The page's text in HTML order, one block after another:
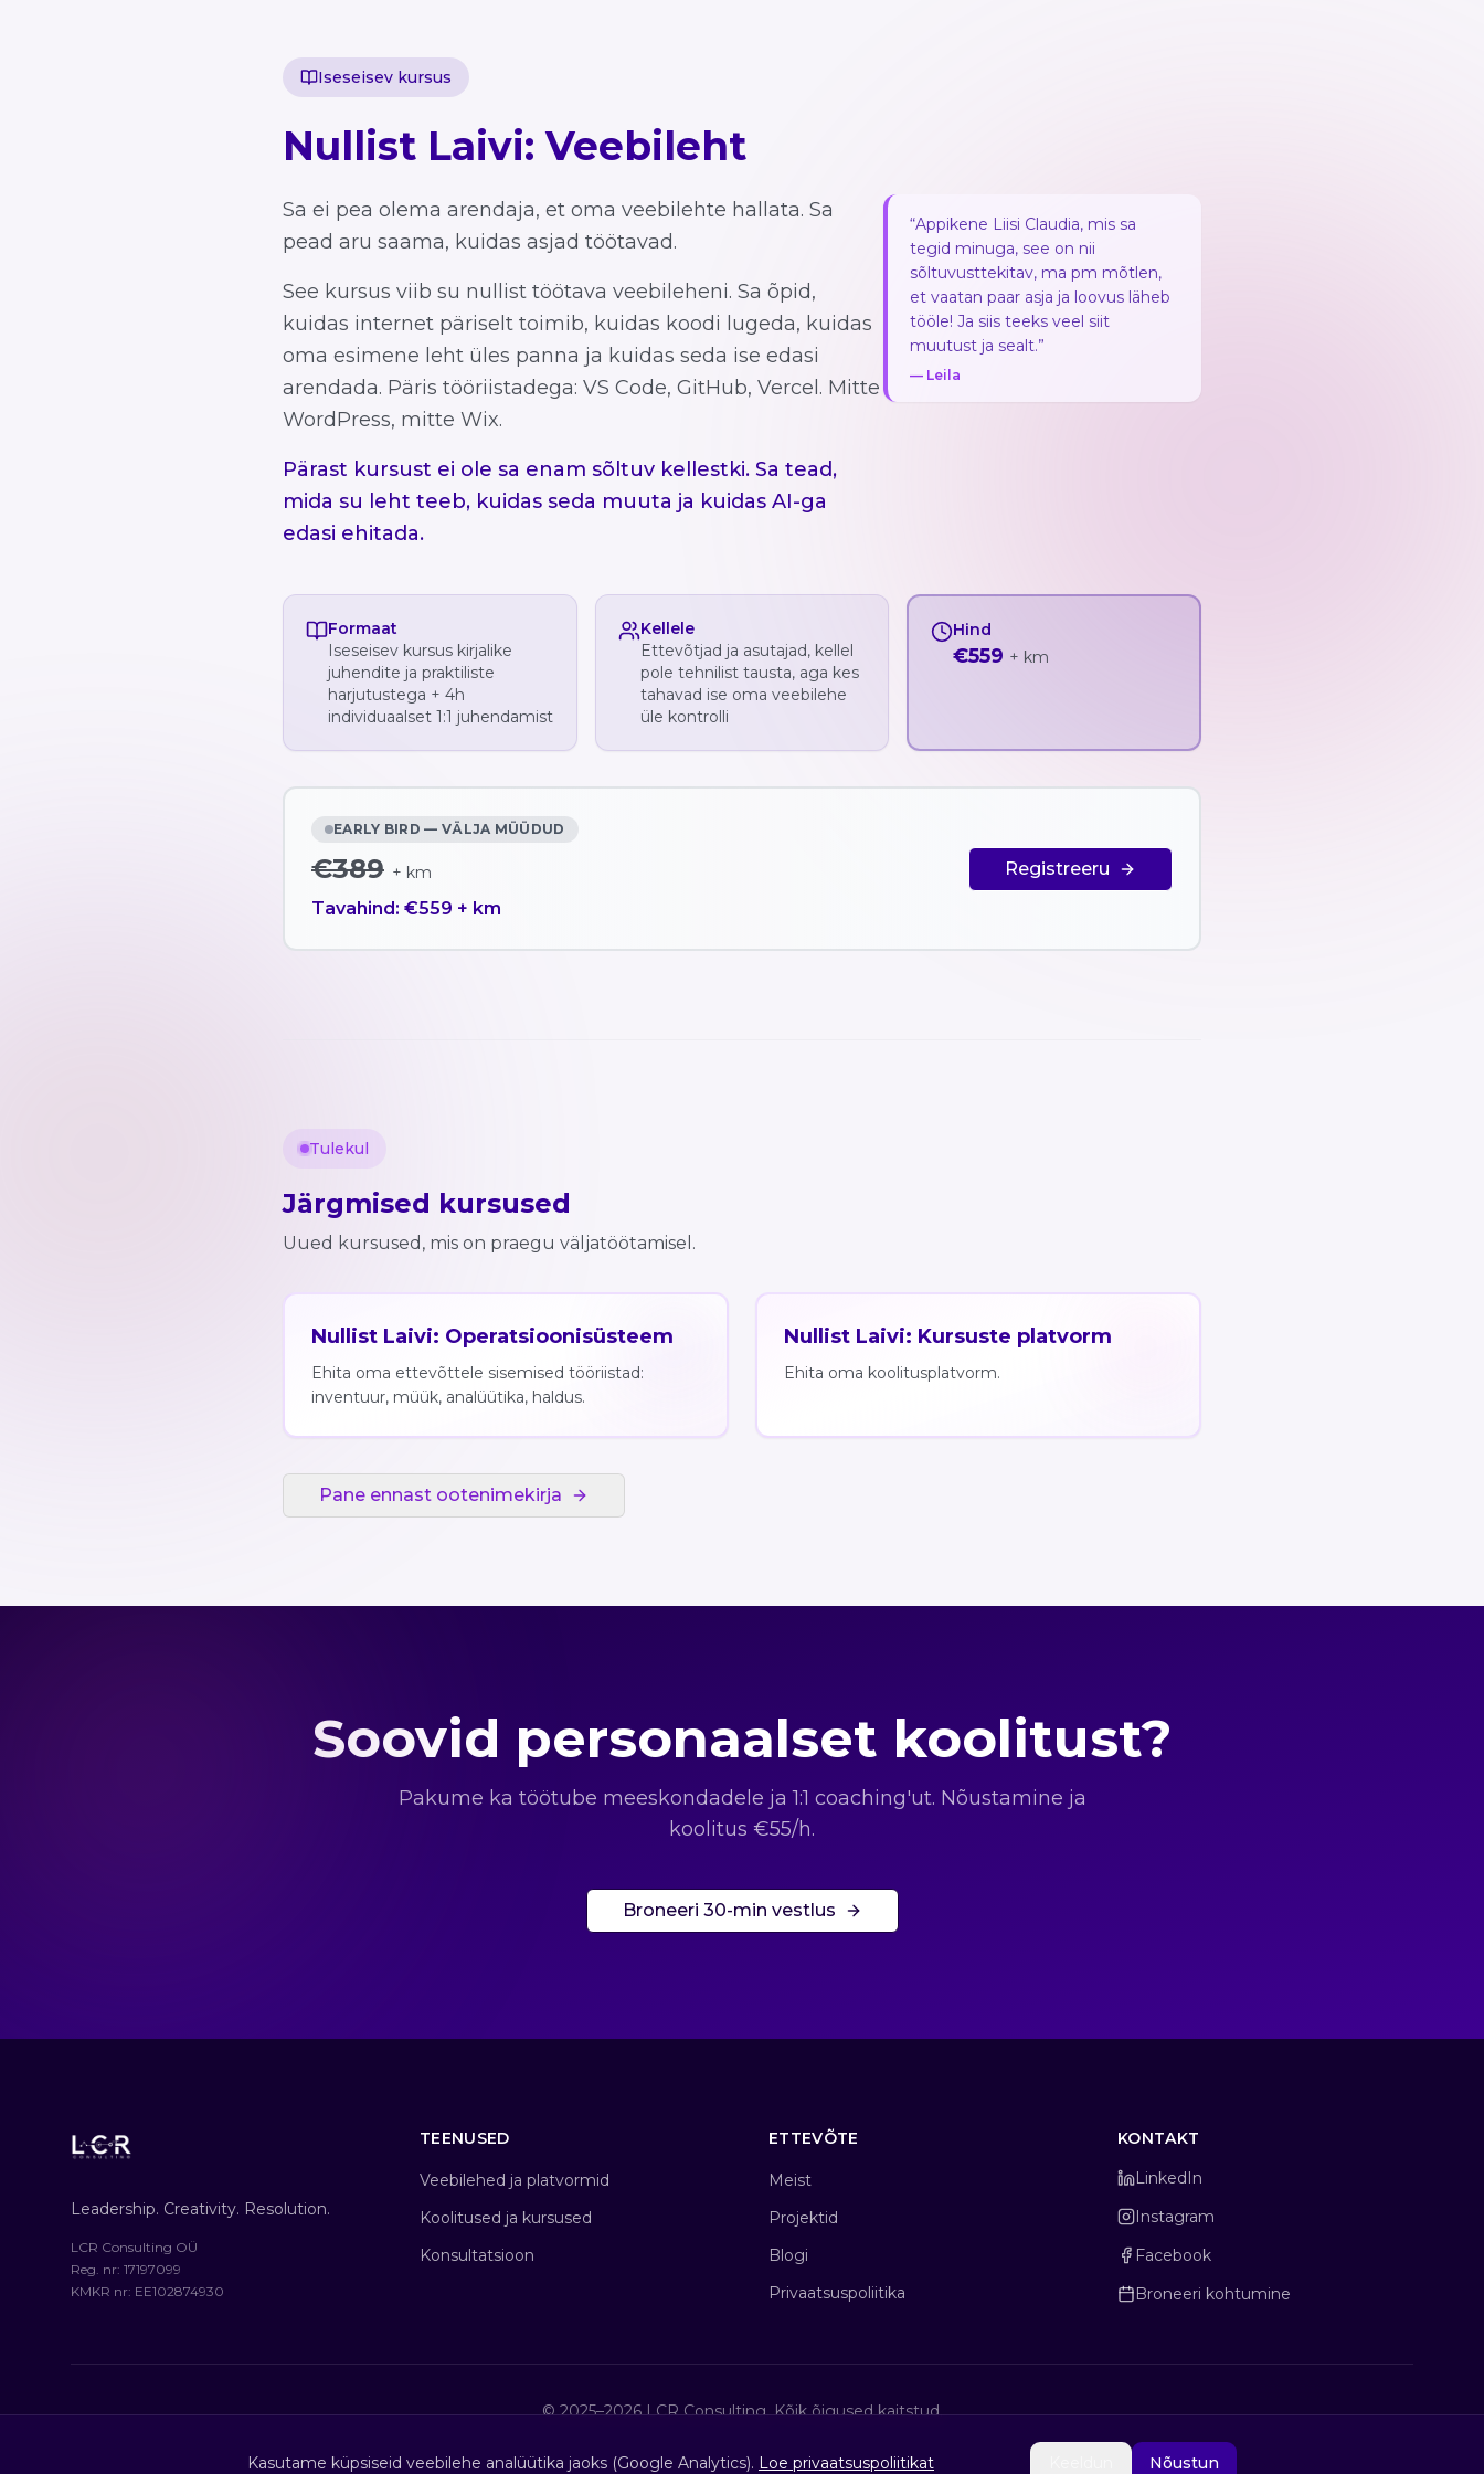
Iseseisev kursus
Nullist Laivi: Veebileht
Sa ei pea olema arendaja, et oma veebilehte hallata. Sa
pead aru saama, kuidas asjad töötavad.
See kursus viib su nullist töötava veebileheni. Sa õpid,
kuidas internet päriselt toimib, kuidas koodi lugeda, kuidas
oma esimene leht üles panna ja kuidas seda ise edasi
arendada. Päris tööriistadega: VS Code, GitHub, Vercel. Mitte
WordPress, mitte Wix.
Pärast kursust ei ole sa enam sõltuv kellestki. Sa tead,
mida su leht teeb, kuidas seda muuta ja kuidas AI-ga
edasi ehitada.
“Appikene Liisi Claudia, mis sa
tegid minuga, see on nii
sõltuvusttekitav, ma pm mõtlen,
et vaatan paar asja ja loovus läheb
tööle! Ja siis teeks veel siit
muutust ja sealt.”
— Leila
Formaat
Iseseisev kursus kirjalike
juhendite ja praktiliste
harjutustega + 4h
individuaalset 1:1 juhendamist
Kellele
Ettevõtjad ja asutajad, kellel
pole tehnilist tausta, aga kes
tahavad ise oma veebilehe
üle kontrolli
Hind
€559 + km
EARLY BIRD — VÄLJA MÜÜDUD
€389 + km
Tavahind: €559 + km
Registreeru
Tulekul
Järgmised kursused
Uued kursused, mis on praegu väljatöötamisel.
Nullist Laivi: Operatsioonisüsteem
Ehita oma ettevõttele sisemised tööriistad:
inventuur, müük, analüütika, haldus.
Nullist Laivi: Kursuste platvorm
Ehita oma koolitusplatvorm.
Pane ennast ootenimekirja
Soovid personaalset koolitust?
Pakume ka töötube meeskondadele ja 1:1 coaching'ut. Nõustamine ja
koolitus €55/h.
Broneeri 30-min vestlus
Leadership. Creativity. Resolution.
LCR Consulting OÜ
Reg. nr: 17197099
KMKR nr: EE102874930
TEENUSED
Veebilehed ja platvormid
Koolitused ja kursused
Konsultatsioon
ETTEVÕTE
Meist
Projektid
Blogi
Privaatsuspoliitika
KONTAKT
LinkedIn
Instagram
Facebook
Broneeri kohtumine
© 2025–2026 LCR Consulting. Kõik õigused kaitstud.
Kasutame küpsiseid veebilehe analüütika jaoks (Google Analytics). Loe privaatsuspoliitikat Nõustun